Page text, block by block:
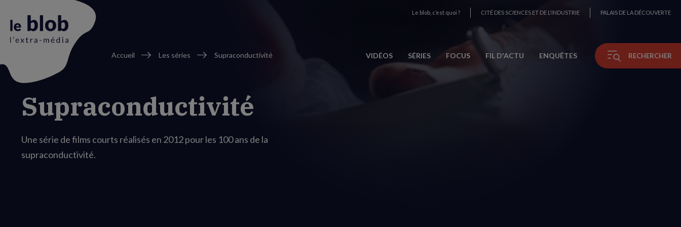
Le blob, c’est quoi ? CITÉ DES SCIENCES ET DE L'INDUSTRIE PALAIS DE LA DÉCOUVERTE
VIDÉOS SÉRIES FOCUS FIL D'ACTU ENQUÊTES RECHERCHER
Fil
Accueil Les séries Supraconductivité
Supraconductivité
Une série de films courts réalisés en 2012 pour les 100 ans de la
supraconductivité.